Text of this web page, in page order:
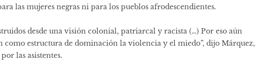
las mujeres negras ni para los pueblos afrodescendientes.
desde una visión colonial, patriarcal y racista (…) Por eso aún
como estructura de dominación la violencia y el miedo”, dijo Márquez,
las asistentes.